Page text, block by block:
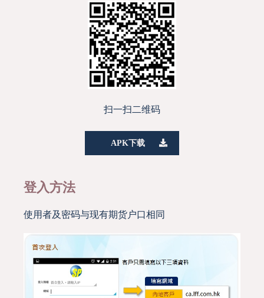
扫一扫二维码
APK下载
登入方法
使用者及密码与现有期货户口相同